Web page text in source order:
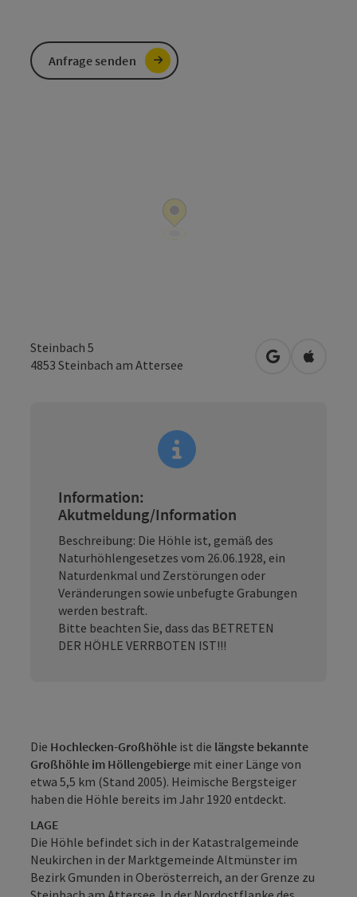
Steinbach 5
4853 Steinbach am Attersee in Google
in
Information:
Akutmeldung/Information
Beschreibung: Die Höhle ist, gemäß des
Naturhöhlengesetzes vom 26.06.1928, ein
Naturdenkmal und Zerstörungen oder
Veränderungen sowie unbefugte Grabungen
werden bestraft.
Bitte beachten Sie, dass das BETRETEN
DER HÖHLE VERRBOTEN IST!!!
Die Hochlecken-Großhöhle ist die längste bekannte
Großhöhle im Höllengebierge mit einer Länge von
etwa 5,5 km (Stand 2005). Heimische Bergsteiger
haben die Höhle bereits im Jahr 1920 entdeckt.
LAGE
Die Höhle befindet sich in der Katastralgemeinde
Neukirchen in der Marktgemeinde Altmünster im
Bezirk Gmunden in Oberösterreich, an der Grenze zu
Anfrage senden